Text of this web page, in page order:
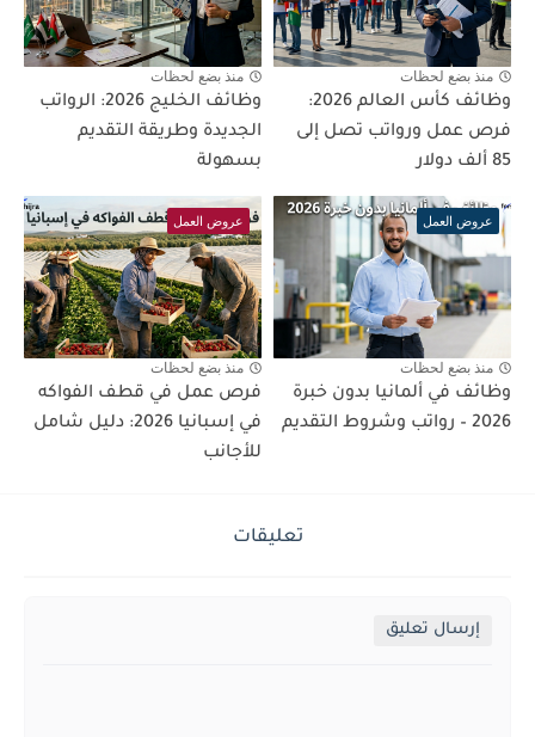
منذ بضع لحظات
وظائف كأس العالم 2026:
فرص عمل ورواتب تصل إلى
85 ألف دولار
منذ بضع لحظات
وظائف الخليج 2026: الرواتب
الجديدة وطريقة التقديم
بسهولة
عروض العمل
منذ بضع لحظات
وظائف في ألمانيا بدون خبرة
2026 – رواتب وشروط التقديم
عروض العمل
منذ بضع لحظات
فرص عمل في قطف الفواكه
في إسبانيا 2026: دليل شامل
للأجانب
تعليقات
إرسال تعليق